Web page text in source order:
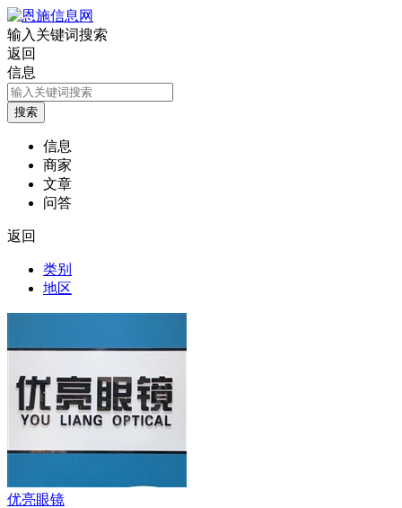
输入关键词搜索
返回
信息
信息
商家
文章
问答
返回
类别
地区
优亮眼镜